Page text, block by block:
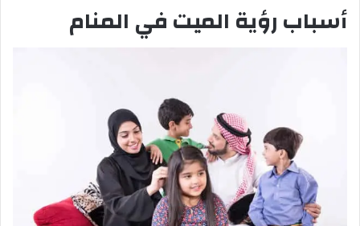
أسباب رؤية الميت في المنام